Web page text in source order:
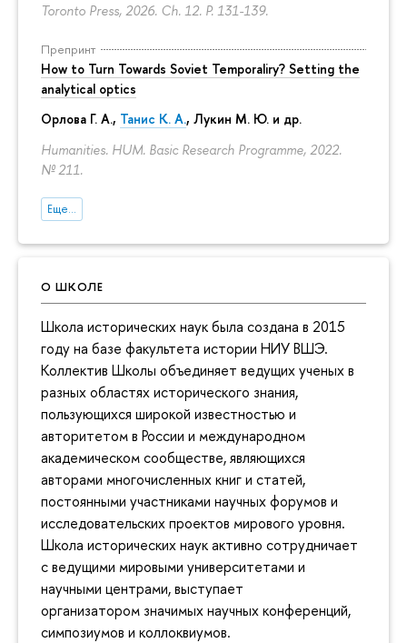
Toronto Press, 2026. Ch. 12. P. 131-139.
Препринт
How to Turn Towards Soviet Temporaliry? Setting the
analytical optics
Орлова Г. А., Танис К. А., Лукин М. Ю. и др.
Humanities. HUM. Basic Research Programme, 2022.
№ 211.
Еще...
О ШКОЛЕ
Школа исторических наук была создана в 2015
году на базе факультета истории НИУ ВШЭ.
Коллектив Школы объединяет ведущих ученых в
разных областях исторического знания,
пользующихся широкой известностью и
авторитетом в России и международном
академическом сообществе, являющихся
авторами многочисленных книг и статей,
постоянными участниками научных форумов и
исследовательских проектов мирового уровня.
Школа исторических наук активно сотрудничает
с ведущими мировыми университетами и
научными центрами, выступает
организатором значимых научных конференций,
симпозиумов и коллоквиумов.